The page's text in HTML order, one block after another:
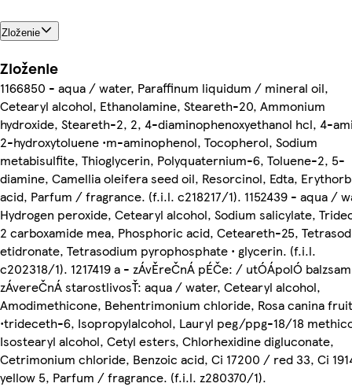
Zloženie
Zloženie
1166850 - aqua / water, Paraffinum liquidum / mineral oil,
Cetearyl alcohol, Ethanolamine, Steareth-20, Ammonium
hydroxide, Steareth-2, 2, 4-diaminophenoxyethanol hcl, 4-
2-hydroxytoluene •m-aminophenol, Tocopherol, Sodium
metabisulfite, Thioglycerin, Polyquaternium-6, Toluene-2, 5-
diamine, Camellia oleifera seed oil, Resorcinol, Edta,
acid, Parfum / fragrance. (f.i.l. c218217/1). 1152439 - aqua /
Hydrogen peroxide, Cetearyl alcohol, Sodium salicylate,
2 carboxamide mea, Phosphoric acid, Ceteareth-25,
etidronate, Tetrasodium pyrophosphate • glycerin. (f.i.l.
c202318/1). 1217419 a - zÁvĚreČnÁ pÉČe: / utÓÁpolÓ
zÁvereČnÁ starostlivosŤ: aqua / water, Cetearyl alcohol,
Amodimethicone, Behentrimonium chloride, Rosa canina
•trideceth-6, Isopropylalcohol, Lauryl peg/ppg-18/18
Isostearyl alcohol, Cetyl esters, Chlorhexidine digluconate,
Cetrimonium chloride, Benzoic acid, Ci 17200 / red 33, Ci
yellow 5, Parfum / fragrance. (f.i.l. z280370/1).